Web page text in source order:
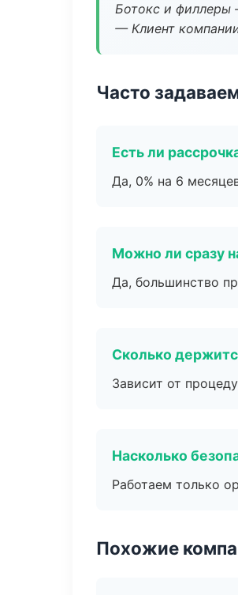
Ботокс и филлеры
— Клиент
Часто
Есть ли
Да, 0% на 6
Можно ли сразу
Да, большинство
Сколько
Зависит от
Насколько
Работаем только
Похожие